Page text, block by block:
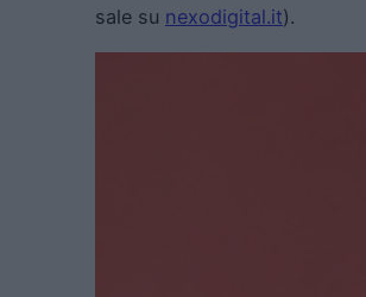
sale su nexodigital.it).